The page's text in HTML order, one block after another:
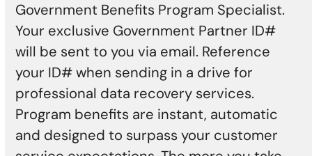
Government Benefits Program Specialist.
Your exclusive Government Partner ID#
will be sent to you via email. Reference
your ID# when sending in a drive for
professional data recovery services.
Program benefits are instant, automatic
and designed to surpass your customer